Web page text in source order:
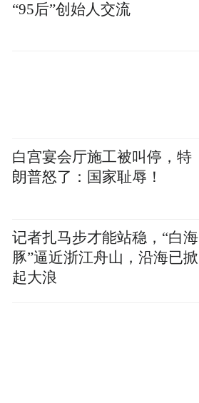
“95后”创始人交流
白宫宴会厅施工被叫停，特
朗普怒了：国家耻辱！
记者扎马步才能站稳，“白海
豚”逼近浙江舟山，沿海已掀
起大浪